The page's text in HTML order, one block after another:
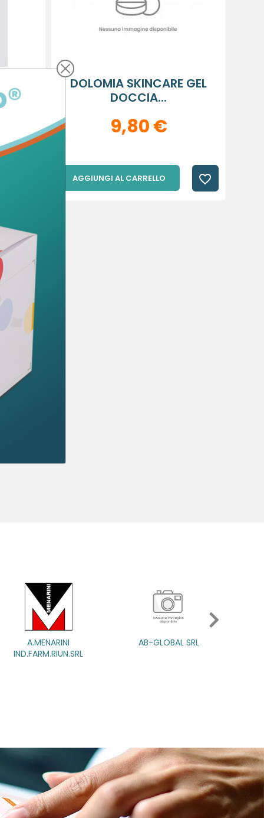
DOLOMIA SKINCARE GEL
DOCCIA...
9,80 €
AGGIUNGI AL CARRELLO favorite_border
A.MENARINI
IND.FARM.RIUN.SRL
AB-GLOBAL SRL
A.MENARINI
IND.FARM.RIUN.SRL
AB-GLOBAL SRL